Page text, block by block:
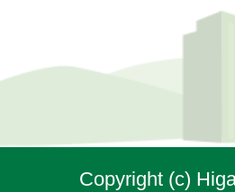
Copyright (c)